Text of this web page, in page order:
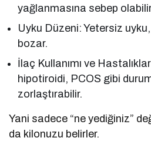
yağlanmasına sebep
Uyku Düzeni: Yetersiz
bozar.
İlaç Kullanımı ve
hipotiroidi, PCOS gibi
zorlaştırabilir.
Yani sadece “ne yediğiniz”
da kilonuzu belirler.